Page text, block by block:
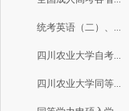
统考英语（二）、...
四川农业大学自考...
四川农业大学同等...